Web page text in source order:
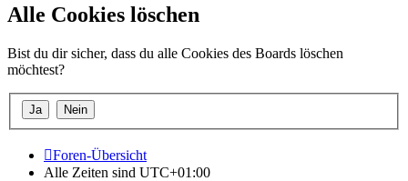
Alle Cookies löschen
Bist du dir sicher, dass du alle Cookies des Boards löschen
möchtest?
Foren-Übersicht
Alle Zeiten sind UTC+01:00